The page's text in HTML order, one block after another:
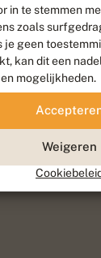
in te stemmen
zoals
je geen
kan dit een
mogelijkheden.
Weigeren
vragen
© 2026
door
Blue Field
Privacy
Disclaimer
Sitemap